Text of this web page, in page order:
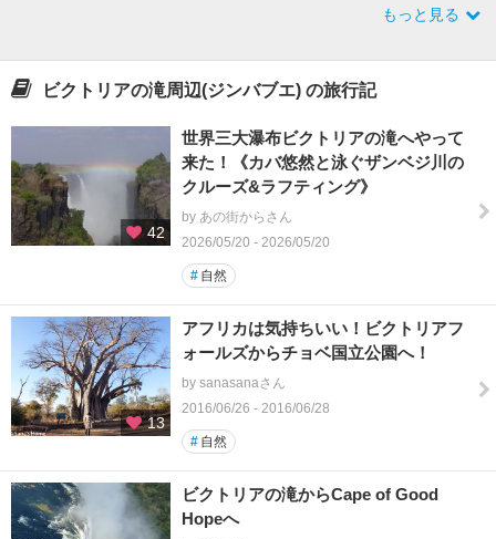
もっと見る
ビクトリアの滝周辺(ジンバブエ) の旅行記
42
世界三大瀑布ビクトリアの滝へやって
来た！《カバ悠然と泳ぐザンベジ川の
クルーズ&ラフティング》
by あの街からさん
2026/05/20 - 2026/05/20
# 自然
13
アフリカは気持ちいい！ビクトリアフ
ォールズからチョベ国立公園へ！
by sanasanaさん
2016/06/26 - 2016/06/28
# 自然
ビクトリアの滝からCape of Good
Hopeへ